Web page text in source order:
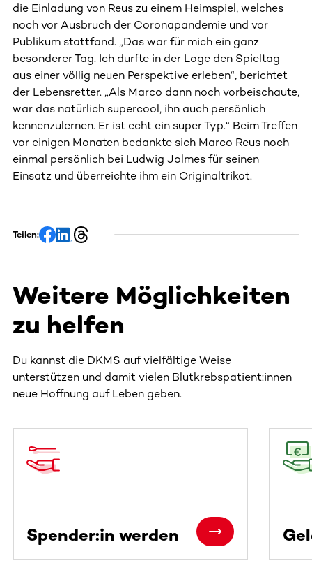
die Einladung von Reus zu einem Heimspiel, welches
noch vor Ausbruch der Coronapandemie und vor
Publikum stattfand. „Das war für mich ein ganz
besonderer Tag. Ich durfte in der Loge den Spieltag
aus einer völlig neuen Perspektive erleben“, berichtet
der Lebensretter. „Als Marco dann noch vorbeischaute,
war das natürlich supercool, ihn auch persönlich
kennenzulernen. Er ist echt ein super Typ.“ Beim Treffen
vor einigen Monaten bedankte sich Marco Reus noch
einmal persönlich bei Ludwig Jolmes für seinen
Einsatz und überreichte ihm ein Originaltrikot.
Teilen:
Weitere Möglichkeiten
zu helfen
Du kannst die DKMS auf vielfältige Weise
unterstützen und damit vielen Blutkrebspatient:innen
neue Hoffnung auf Leben geben.
Spender:in werden